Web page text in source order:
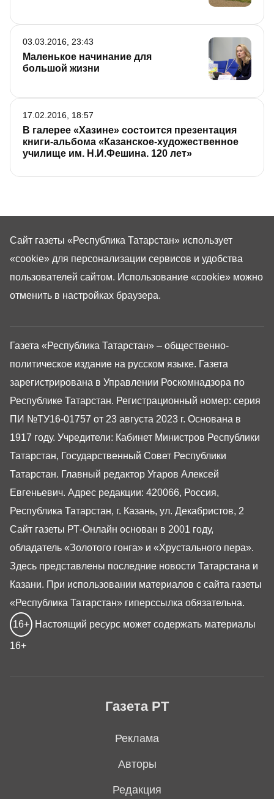
Маленькое начинание для
большой жизни
03.03.2016, 23:43
В галерее «Хазине» состоится презентация
книги-альбома «Казанское-художественное
училище им. Н.И.Фешина. 120 лет»
17.02.2016, 18:57
Газета РТ
Реклама
Авторы
Редакция
Газета «Республика Татарстан» – общественно-
политическое издание на русском языке. Газета
зарегистрирована в Управлении Роскомнадзора по
Республике Татарстан. Регистрационный номер: серия
ПИ №ТУ16-01757 от 23 августа 2023 г. Основана в
1917 году. Учредители: Кабинет Министров Республики
Татарстан, Государственный Совет Республики
Татарстан. Главный редактор Угаров Алексей
Евгеньевич. Адрес редакции: 420066, Россия,
Республика Татарстан, г. Казань, ул. Декабристов, 2
Сайт газеты РТ-Онлайн основан в 2001 году,
обладатель «Золотого гонга» и «Хрустального пера».
Здесь представлены последние новости Татарстана и
Казани. При использовании материалов с сайта газеты
«Республика Татарстан» гиперссылка обязательна.
16+ Настоящий ресурс может содержать материалы
16+
Сайт газеты «Республика Татарстан» использует
«cookie» для персонализации сервисов и удобства
пользователей сайтом. Использование «cookie» можно
отменить в настройках браузера.